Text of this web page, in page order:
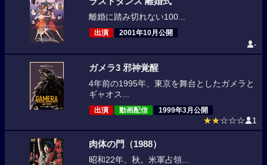
離婚に踏み切れない100...
出演 2001年10月公開
-
ガメラ3 邪神覚醒
4年前の1995年、東京を舞台としたガメラと
ギャオス...
出演 動画配信 1999年3月公開
★★☆☆☆ 1
肉体の門（1988）
昭和22年、秋。米軍占領...